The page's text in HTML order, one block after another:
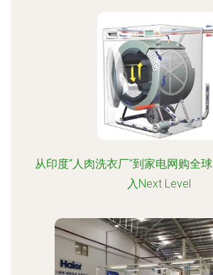
从印度“人肉洗衣厂”到家电网购全
入Next Level